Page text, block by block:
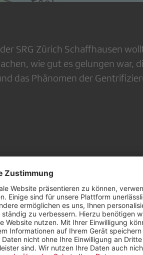
SRG Zürich Schaffhausen
wie gut es gelungen war,
das Phänomen der
neue Stadt - Die Langstrasse